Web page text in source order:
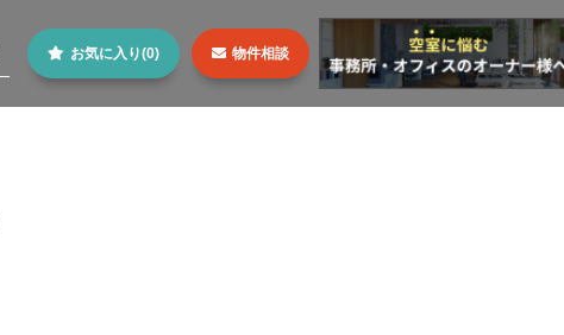
お気に入り(0) 物件相談